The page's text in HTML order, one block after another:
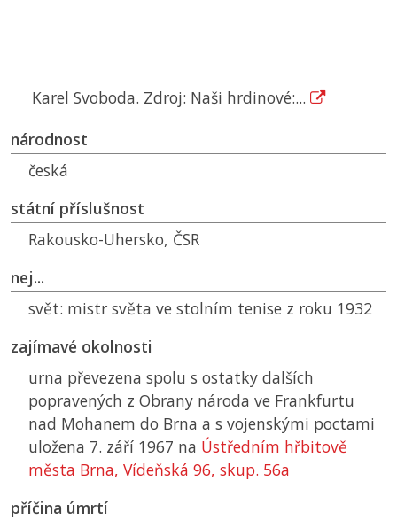
Karel Svoboda. Zdroj: Naši hrdinové:...
národnost
česká
státní příslušnost
Rakousko-Uhersko, ČSR
nej...
svět: mistr světa ve stolním tenise z roku 1932
zajímavé okolnosti
urna převezena spolu s ostatky dalších
popravených z Obrany národa ve Frankfurtu
nad Mohanem do Brna a s vojenskými poctami
uložena 7. září 1967 na Ústředním hřbitově
města Brna, Vídeňská 96, skup. 56a
příčina úmrtí